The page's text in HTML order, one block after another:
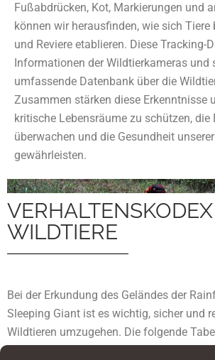
Fußabdrücken, Kot, Markierungen und
können wir herausfinden, wie sich Tiere
und Reviere etablieren. Diese Tracking-
Informationen der Wildtierkameras und
umfassende Datenbank über die
Zusammen stärken diese Erkenntnisse
kritische Lebensräume zu schützen, die
überwachen und die Gesundheit
gewährleisten.
WILDTIERE
Bei der Erkundung des Geländes der
Sleeping Giant ist es wichtig, sicher und
Wildtieren umzugehen. Die folgende